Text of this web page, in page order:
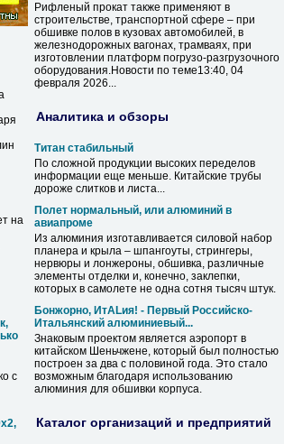
на
с
Рифленый прокат также применяют в
строительстве, транспортной сфере – при
обшивке полов в кузовах автомобилей, в
железнодорожных вагонах, трамваях, при
изготовлении платформ погрузо-разгрузочного
оборудования.Новости по теме13:40, 04
февраля 2026...
Аналитика и обзоры
Титан стабильный
По сложной продукции высоких переделов
информации еще меньше. Китайские трубы
дороже слитков и листа...
Полет нормальный, или алюминий в
авиапроме
Из алюминия изготавливается силовой набор
планера и крыла – шпангоуты, стрингеры,
нервюры и лонжероны, обшивка, различные
элементы отделки и, конечно, заклепки,
которых в самолете не одна сотня тысяч штук.
Бонжорно, ИтALия! - Первый Российско-
Итальянский алюминиевый...
Знаковым проектом является аэропорт в
китайском Шеньчжене, который был полностью
построен за два с половиной года. Это стало
возможным благодаря использованию
алюминия для обшивки корпуса.
Каталог организаций и предприятий